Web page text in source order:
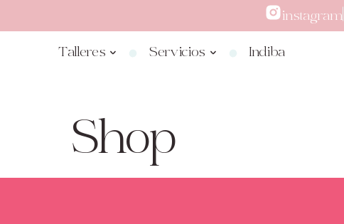
instagram
Talleres
Servicios Indiba
Shop